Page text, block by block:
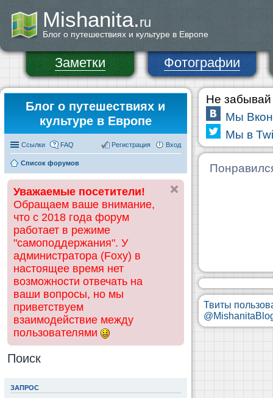
Mishanita.ru
Блог о путешествиях и культуре в Европе
Заметки Фотографии
Блог о путешествиях и
культуре в Европе
Ссылки FAQ Вход
Регистрация
Список форумов
Уважаемые посетители!
Обращаем ваше внимание,
что с 2018 года форум
работает в режиме
"самоподдержания". У
администратора (Foxy) в
настоящее время нет
возможности отвечать на
ваши вопросы, но мы
приветствуем
взаимодействие между
пользователями
Поиск
ЗАПРОС
Не забывай
Мы
Мы в
Твиты